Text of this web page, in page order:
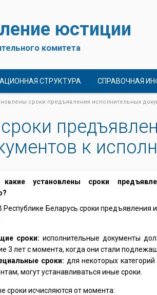
юстиции
комитета
СТРУКТУРА СПРАВОЧНАЯ
сроки предъявления исполнительных
к
какие установлены сроки
Республике Беларусь сроки предъявления
сроки: исполнительные документы
3 лет с момента, когда они стали
сроки: для некоторых
могут устанавливаться иные сроки.
сроки исчисляются от момента: